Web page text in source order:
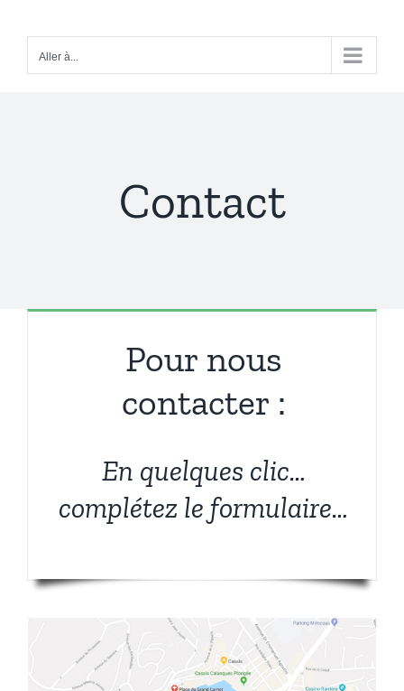
contenuAller à...
Contact
Pour nous
contacter :
En quelques clic…
complétez le formulaire…